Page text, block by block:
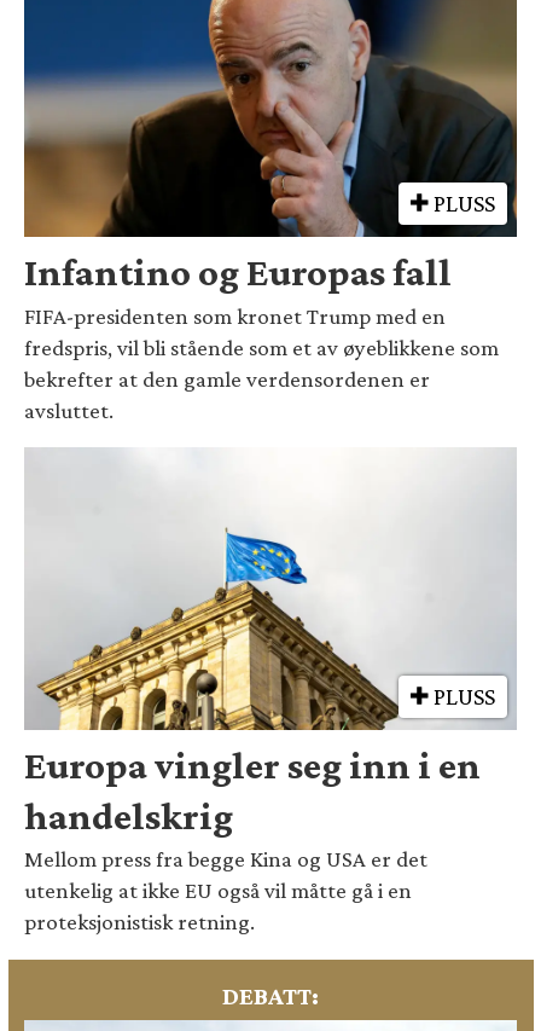
PLUSS
Infantino og Europas fall
FIFA-presidenten som kronet Trump med en
fredspris, vil bli stående som et av øyeblikkene som
bekrefter at den gamle verdensordenen er
avsluttet.
PLUSS
Europa vingler seg inn i en
handelskrig
Mellom press fra begge Kina og USA er det
utenkelig at ikke EU også vil måtte gå i en
proteksjonistisk retning.
DEBATT: